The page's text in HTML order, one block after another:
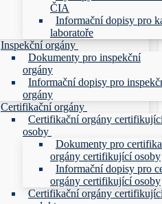
ČIA
Informační dopisy pro
laboratoře
Inspekční orgány
Dokumenty pro inspekční
orgány
Informační dopisy pro
orgány
Certifikační orgány
Certifikační orgány
osoby
Dokumenty pro
orgány certifikující osoby
Informační dopisy pro
orgány certifikující osoby
Certifikační orgány